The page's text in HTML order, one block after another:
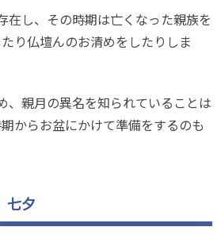
在し、その時期は亡くなった親族を
り仏壇んのお清めをしたりしま
、親月の異名を知られていることは
からお盆にかけて準備をするのも
七夕